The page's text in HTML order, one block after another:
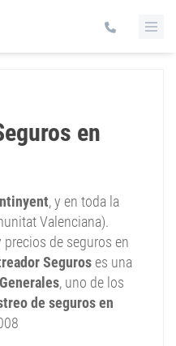
en
, y en toda la
Valenciana).
precios de seguros en
Seguros es una
, uno de los
de seguros en